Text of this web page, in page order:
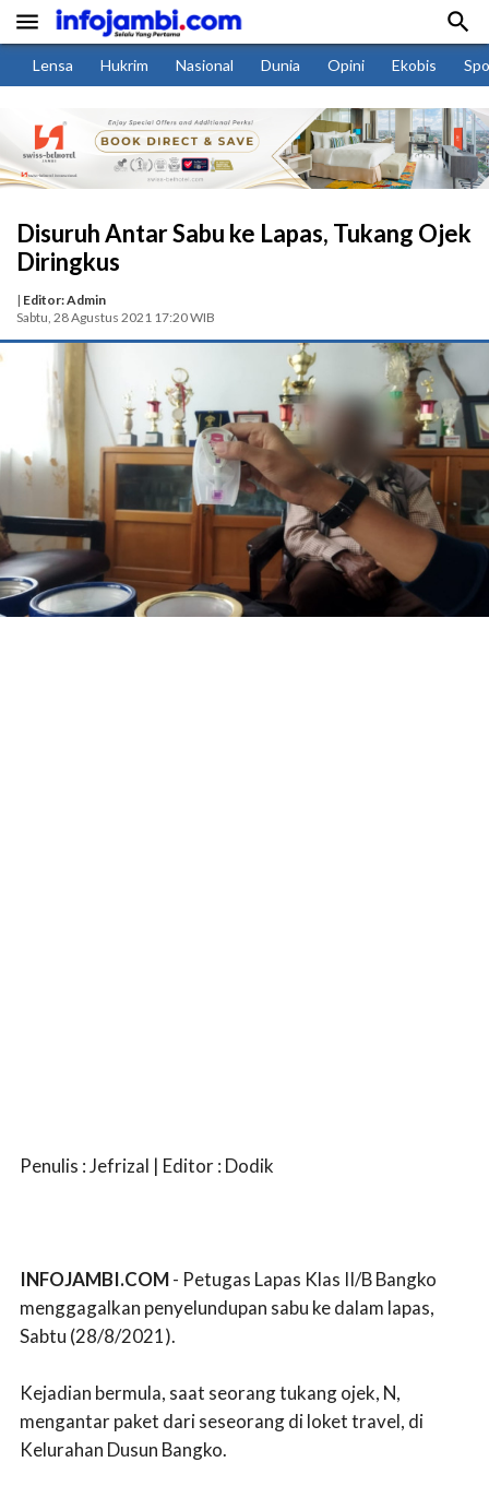
 
Lensa Hukrim Nasional Dunia Opini Ekobis
Disuruh Antar Sabu ke Lapas, Tukang Ojek
Diringkus
| Editor: Admin
Sabtu, 28 Agustus 2021 17:20 WIB
Penulis : Jefrizal | Editor : Dodik
INFOJAMBI.COM- Petugas Lapas Klas II/B Bangko
menggagalkan penyelundupan sabu ke dalam lapas,
Sabtu (28/8/2021).
Kejadian bermula, saat seorang tukang ojek, N,
mengantar paket dari seseorang di loket travel, di
Kelurahan Dusun Bangko.